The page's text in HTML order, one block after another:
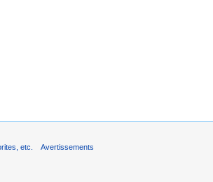
etc. Avertissements